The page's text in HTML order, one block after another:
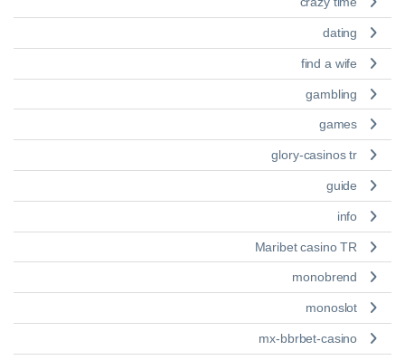
dating
find a wife
gambling
games
glory-casinos tr
guide
info
Maribet casino TR
monobrend
monoslot
mx-bbrbet-casino